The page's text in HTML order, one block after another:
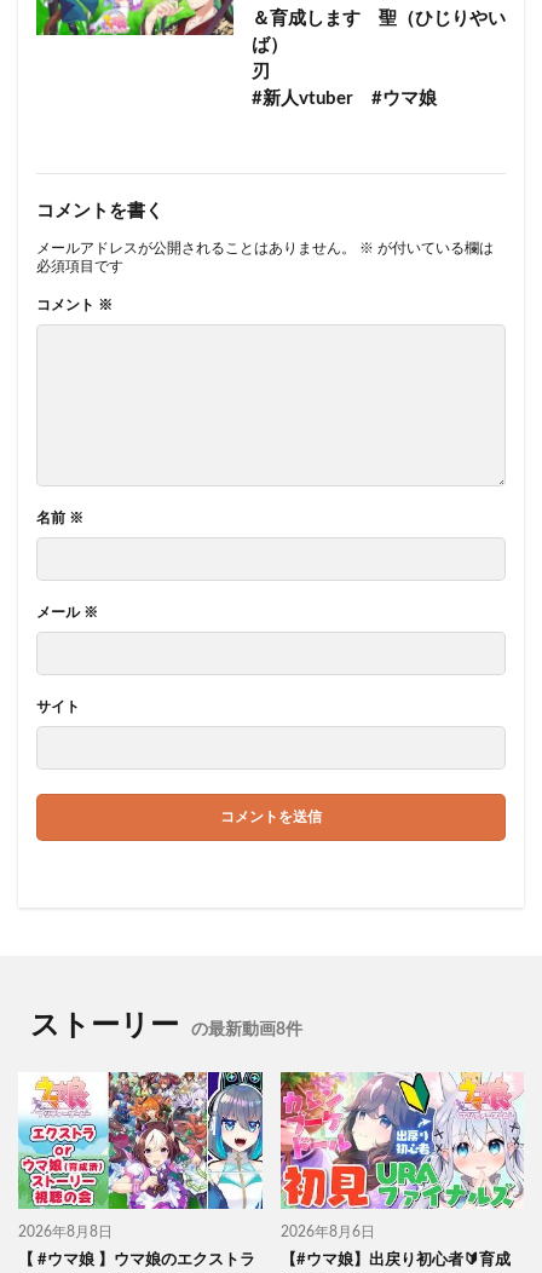
＆育成します 聖（ひじりやい
ば）
刃
#新人vtuber #ウマ娘
コメントを書く
メールアドレスが公開されることはありません。 ※ が付いている欄は
必須項目です
コメント ※
名前 ※
メール ※
サイト
ストーリー の最新動画8件
2026年8月8日
【 #ウマ娘 】ウマ娘のエクストラ
2026年8月6日
【#ウマ娘】出戻り初心者🔰育成